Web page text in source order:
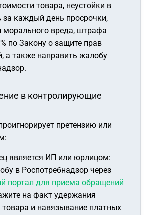
товара, неустойки в
за каждый день просрочки,
морального вреда, штрафа
по Закону о защите прав
а также направить жалобу
в контролирующие
претензию или
является ИП или юрлицом:
в Роспотребнадзор через
портал для приема обращений
на факт удержания
товара и навязывание платных